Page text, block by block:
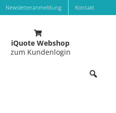
Newsletteranmeldung Kontakt
iQuote Webshop
zum Kundenlogin